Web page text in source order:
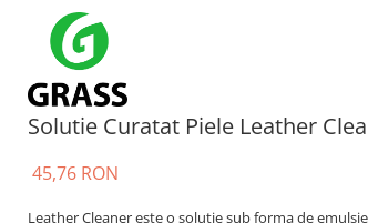
Solutie Curatat Piele Leather
45,76 RON
Leather Cleaner este o solutie sub forma de